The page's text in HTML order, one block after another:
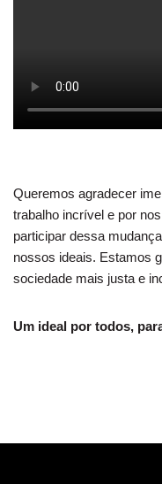
Queremos agradecer
trabalho incrível e por
participar dessa
nossos ideais. Estamos
sociedade mais justa e
Um ideal por todos,